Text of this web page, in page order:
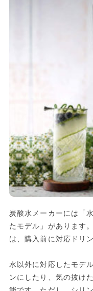
炭酸水メーカーには「
たモデル」があります
は、購入前に対応ドリ
水以外に対応したモデ
ンにしたり、気の抜け